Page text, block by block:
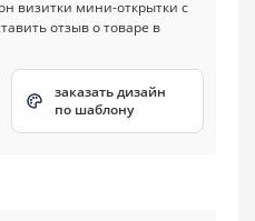
заказать дизайн
по шаблону